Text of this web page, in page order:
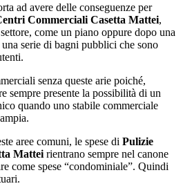
ad avere delle conseguenze per
Commerciali Casetta Mattei,
come un piano oppure dopo una
serie di bagni pubblici che sono
senza queste arie poiché,
sempre presente la possibilità di un
quando uno stabile commerciale
aree comuni, le spese di Pulizie
Mattei rientrano sempre nel canone
come spese “condominiale”. Quindi